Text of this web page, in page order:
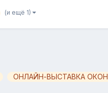
(и ещё 1)
ОНЛАЙН-ВЫСТАВКА ОКОН